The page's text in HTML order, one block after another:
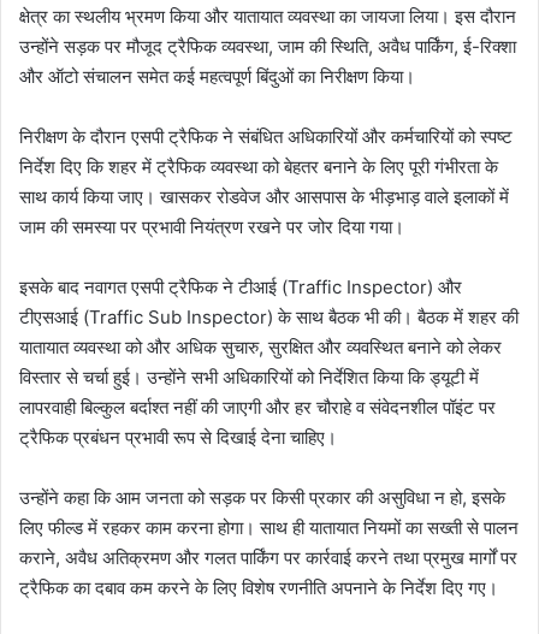
क्षेत्र का स्थलीय भ्रमण किया और यातायात व्यवस्था का जायजा लिया। इस दौरान
उन्होंने सड़क पर मौजूद ट्रैफिक व्यवस्था, जाम की स्थिति, अवैध पार्किंग, ई-रिक्शा
और ऑटो संचालन समेत कई महत्वपूर्ण बिंदुओं का निरीक्षण किया।
निरीक्षण के दौरान एसपी ट्रैफिक ने संबंधित अधिकारियों और कर्मचारियों को स्पष्ट
निर्देश दिए कि शहर में ट्रैफिक व्यवस्था को बेहतर बनाने के लिए पूरी गंभीरता के
साथ कार्य किया जाए। खासकर रोडवेज और आसपास के भीड़भाड़ वाले इलाकों में
जाम की समस्या पर प्रभावी नियंत्रण रखने पर जोर दिया गया।
इसके बाद नवागत एसपी ट्रैफिक ने टीआई (Traffic Inspector) और
टीएसआई (Traffic Sub Inspector) के साथ बैठक भी की। बैठक में शहर की
यातायात व्यवस्था को और अधिक सुचारु, सुरक्षित और व्यवस्थित बनाने को लेकर
विस्तार से चर्चा हुई। उन्होंने सभी अधिकारियों को निर्देशित किया कि ड्यूटी में
लापरवाही बिल्कुल बर्दाश्त नहीं की जाएगी और हर चौराहे व संवेदनशील पॉइंट पर
ट्रैफिक प्रबंधन प्रभावी रूप से दिखाई देना चाहिए।
उन्होंने कहा कि आम जनता को सड़क पर किसी प्रकार की असुविधा न हो, इसके
लिए फील्ड में रहकर काम करना होगा। साथ ही यातायात नियमों का सख्ती से पालन
कराने, अवैध अतिक्रमण और गलत पार्किंग पर कार्रवाई करने तथा प्रमुख मार्गों पर
ट्रैफिक का दबाव कम करने के लिए विशेष रणनीति अपनाने के निर्देश दिए गए।